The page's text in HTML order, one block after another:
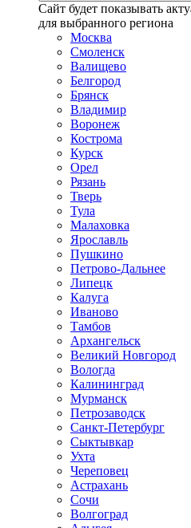
Сайт будет показывать
для выбранного региона
Москва
Смоленск
Валищево
Белгород
Брянск
Владимир
Воронеж
Кострома
Курск
Орел
Рязань
Тверь
Тула
Малаховка
Ярославль
Пушкино
Петрово-Дальнее
Липецк
Калуга
Иваново
Тамбов
Архангельск
Великий Новгород
Вологда
Калининград
Мурманск
Петрозаводск
Санкт-Петербург
Сыктывкар
Ухта
Череповец
Астрахань
Сочи
Волгоград